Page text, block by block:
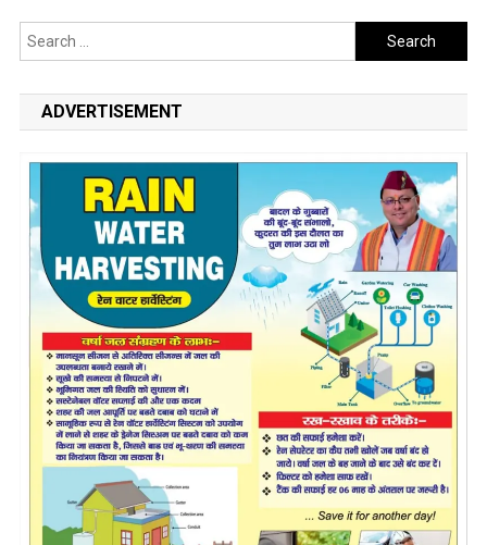
Search
for:
ADVERTISEMENT